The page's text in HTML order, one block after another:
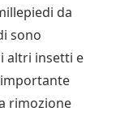
da
sono
altri insetti e
rimozione